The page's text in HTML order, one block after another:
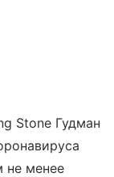
Stone Гудман
не менее